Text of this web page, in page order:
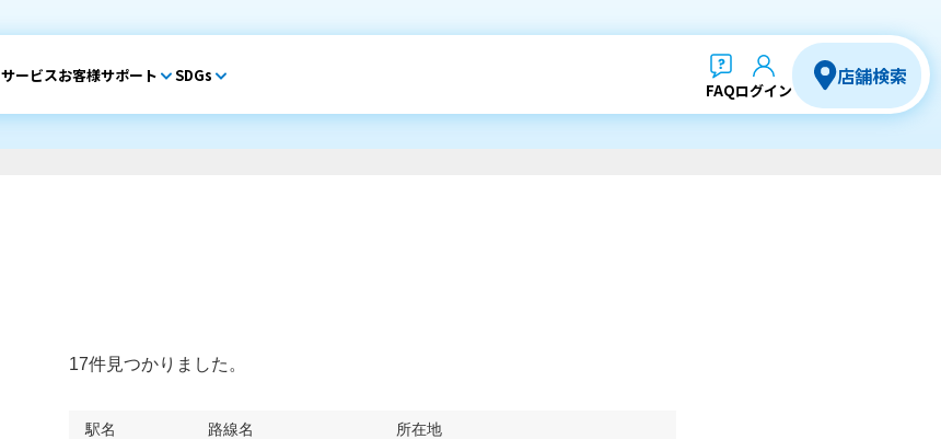
サービスお客様サポート SDGs
FAQログイン
店舗検索
17件見つかりました。
駅名 路線名 所在地